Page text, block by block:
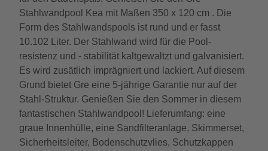
Stahlwandpool Kea mit Maßen 350 x 120 cm . Die
Form des Stahlwandspools ist rund und er fasst
10.102 Liter. Der Stahlwand wird für die Pool-
resistenz und - stabilität kaltgewaltzt und galvanisiert.
Es wird zusätlich imprägniert und lackiert. Auf diesem
Grund bietet Gre eine 5-jährige Garantie nur auf der
Stahl-Struktur. Genießen Sie den Sommer in diesem
fantastischen Stahlwandpool! Lieferumfang: eine
graue Innenhülle, eine Sandfilteranlage, Skimmerset,
Sicherheitsleiter, Bodenschutzvlies, Schutzkappen